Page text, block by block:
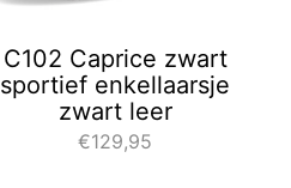
C102 Caprice zwart
sportief enkellaarsje
zwart leer
€129,95